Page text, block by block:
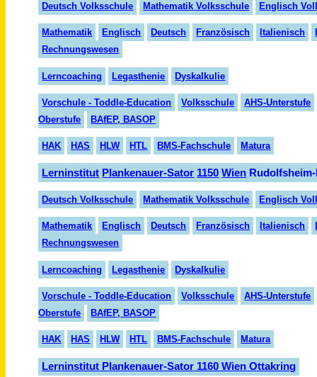
Deutsch Volksschule Mathematik Volksschule Englisch
Mathematik Englisch Deutsch Französisch Italienisch
Rechnungswesen
Lerncoaching Legasthenie Dyskalkulie
Vorschule - Toddle-Education Volksschule
AHS-Unterstufe
Oberstufe
BAfEP, BASOP
HAK HAS HLW HTL BMS-Fachschule Matura
Lerninstitut Plankenauer-Sator 1150 Wien
Deutsch Volksschule Mathematik Volksschule Englisch
Mathematik Englisch Deutsch Französisch Italienisch
Rechnungswesen
Lerncoaching Legasthenie Dyskalkulie
Vorschule - Toddle-Education Volksschule
AHS-Unterstufe
Oberstufe
BAfEP, BASOP
HAK HAS HLW HTL BMS-Fachschule Matura
Lerninstitut Plankenauer-Sator 1160 Wien Ottakring